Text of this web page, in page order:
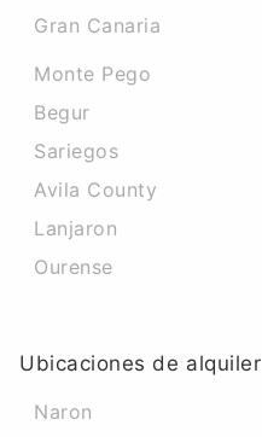
Gran Canaria
Monte Pego
Begur
Sariegos
Avila County
Lanjaron
Ourense
Ubicaciones de alquiler
Naron